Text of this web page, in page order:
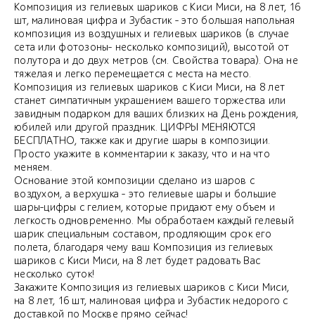
Композиция из гелиевых шариков с Киси Миси, на 8 лет, 16
шт, малиновая цифра и Зубастик - это большая напольная
композиция из воздушных и гелиевых шариков (в случае
сета или фотозоны- несколько композиций), высотой от
полутора и до двух метров (см. Свойства товара). Она не
тяжелая и легко перемещается с места на место.
Композиция из гелиевых шариков с Киси Миси, на 8 лет
станет симпатичным украшением вашего торжества или
завидным подарком для ваших близких на День рождения,
юбилей или другой праздник. ЦИФРЫ МЕНЯЮТСЯ
БЕСПЛАТНО, также как и другие шары в композиции.
Просто укажите в комментарии к заказу, что и на что
меняем.
Основание этой композиции сделано из шаров с
воздухом, а верхушка - это гелиевые шары и большие
шары-цифры с гелием, которые придают ему объем и
легкость одновременно. Мы обработаем каждый гелевый
шарик специальным составом, продляющим срок его
полета, благодаря чему ваш Композиция из гелиевых
шариков с Киси Миси, на 8 лет будет радовать Вас
несколько суток!
Закажите Композиция из гелиевых шариков с Киси Миси,
на 8 лет, 16 шт, малиновая цифра и Зубастик недорого с
доставкой по Москве прямо сейчас!